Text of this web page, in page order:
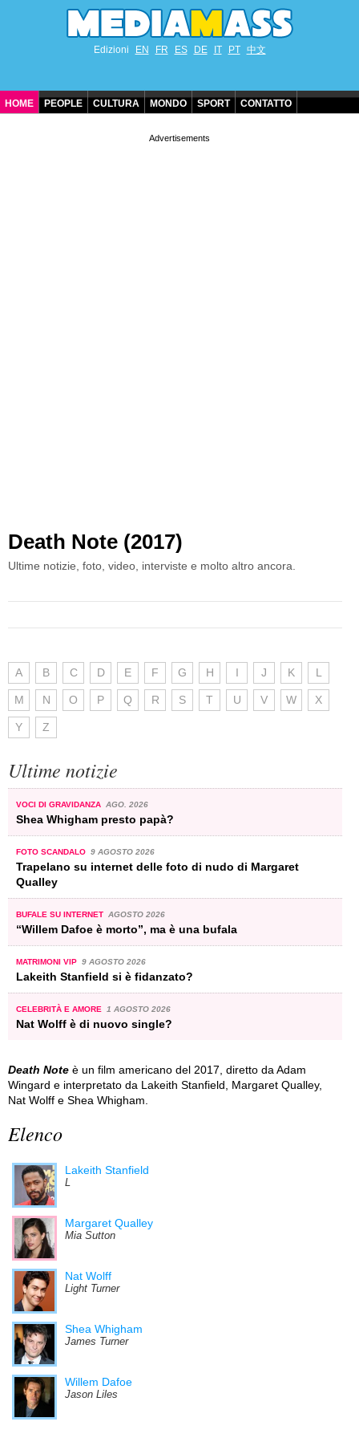
Edizioni EN FR ES DE IT PT 中文
HOME PEOPLE CULTURA MONDO SPORT CONTATTO
Death Note (2017)
Ultime notizie, foto, video, interviste e molto altro ancora.
A B C D E F G H I J K L
M N O P Q R S T U V W X
Y Z
Ultime notizie
VOCI DI GRAVIDANZA AGO. 2026
Shea Whigham presto papà?
FOTO SCANDALO 9 AGOSTO 2026
Trapelano su internet delle foto di nudo di Margaret
Qualley
BUFALE SU INTERNET AGOSTO 2026
“Willem Dafoe è morto”, ma è una bufala
MATRIMONI VIP 9 AGOSTO 2026
Lakeith Stanfield si è fidanzato?
CELEBRITÀ E AMORE 1 AGOSTO 2026
Nat Wolff è di nuovo single?
Death Note è un film americano del 2017, diretto da Adam
Wingard e interpretato da Lakeith Stanfield, Margaret Qualley,
Nat Wolff e Shea Whigham.
Elenco
Lakeith Stanfield
L
Margaret Qualley
Mia Sutton
Nat Wolff
Light Turner
Shea Whigham
James Turner
Willem Dafoe
Jason Liles